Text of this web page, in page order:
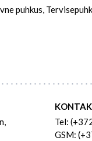
puhkus,
Tel:
GSM: